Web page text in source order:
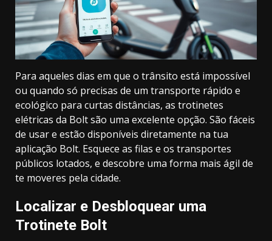
Para aqueles dias em que o trânsito está impossível
ou quando só precisas de um transporte rápido e
ecológico para curtas distâncias, as trotinetes
elétricas da Bolt são uma excelente opção. São fáceis
de usar e estão disponíveis diretamente na tua
aplicação Bolt. Esquece as filas e os transportes
públicos lotados, e descobre uma forma mais ágil de
te moveres pela cidade.
Localizar e Desbloquear uma
Trotinete Bolt